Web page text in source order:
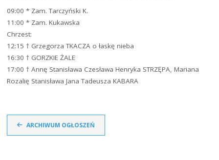
09:00 * Zam. Tarczyński K.
11:00 * Zam. Kukawska
Chrzest:
12:15 † Grzegorza TKACZA o łaskę nieba
16:30 † GORZKIE ŻALE
17:00 † Annę Stanisława Czesława Henryka STRZĘPA, Mariana
Rozalię Stanisława Jana Tadeusza KABARA
ARCHIWUM OGŁOSZEŃ